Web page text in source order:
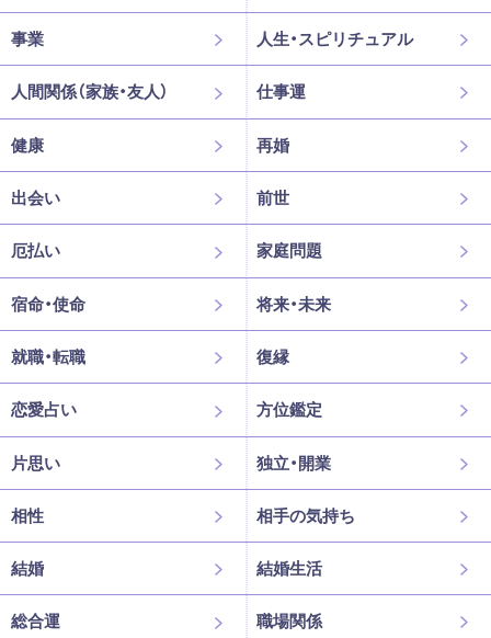
事業 人生・スピリチュアル
人間関係（家族・友人） 仕事運
健康 再婚
出会い 前世
厄払い 家庭問題
宿命・使命 将来・未来
就職・転職 復縁
恋愛占い 方位鑑定
片思い 独立・開業
相性 相手の気持ち
結婚 結婚生活
総合運 職場関係